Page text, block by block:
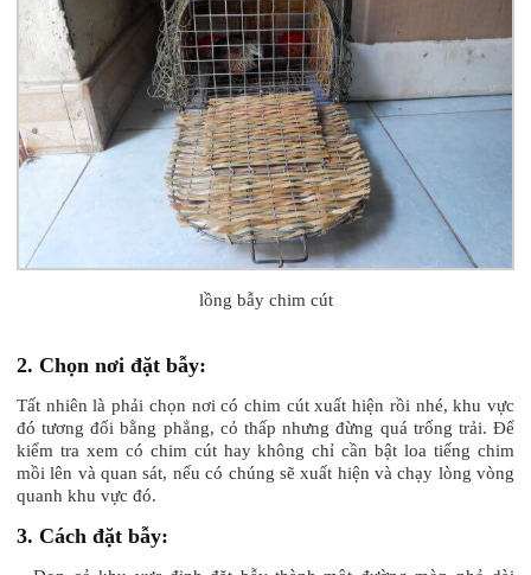
lồng bẫy chim cút
2. Chọn nơi đặt bẫy:
Tất nhiên là phải chọn nơi có chim cút xuất hiện rồi nhé, khu vực
đó tương đối bằng phẳng, cỏ thấp nhưng đừng quá trống trải. Để
kiểm tra xem có chim cút hay không chỉ cần bật loa tiếng chim
mồi lên và quan sát, nếu có chúng sẽ xuất hiện và chạy lòng vòng
quanh khu vực đó.
3. Cách đặt bẫy: